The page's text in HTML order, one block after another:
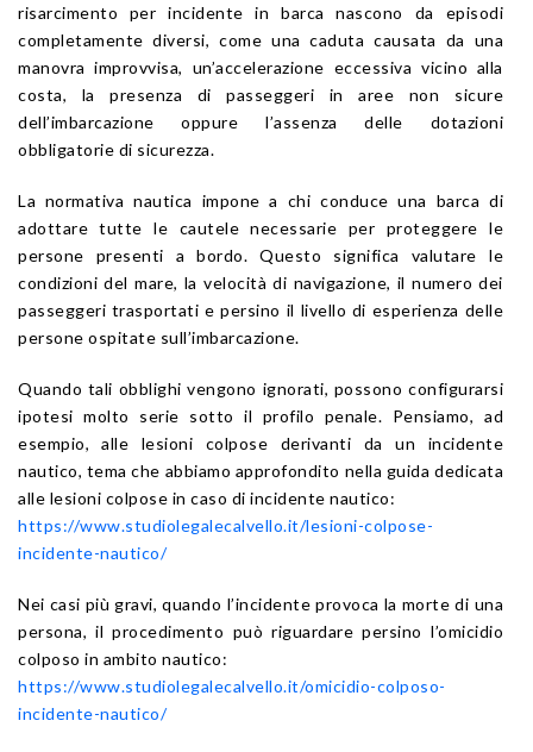
risarcimento per incidente in barca nascono da episodi
completamente diversi, come una caduta causata da una
manovra improvvisa, un’accelerazione eccessiva vicino alla
costa, la presenza di passeggeri in aree non sicure
dell’imbarcazione oppure l’assenza delle dotazioni
obbligatorie di sicurezza.
La normativa nautica impone a chi conduce una barca di
adottare tutte le cautele necessarie per proteggere le
persone presenti a bordo. Questo significa valutare le
condizioni del mare, la velocità di navigazione, il numero dei
passeggeri trasportati e persino il livello di esperienza delle
persone ospitate sull’imbarcazione.
Quando tali obblighi vengono ignorati, possono configurarsi
ipotesi molto serie sotto il profilo penale. Pensiamo, ad
esempio, alle lesioni colpose derivanti da un incidente
nautico, tema che abbiamo approfondito nella guida dedicata
alle lesioni colpose in caso di incidente nautico:
https://www.studiolegalecalvello.it/lesioni-colpose-
incidente-nautico/
Nei casi più gravi, quando l’incidente provoca la morte di una
persona, il procedimento può riguardare persino l’omicidio
colposo in ambito nautico:
https://www.studiolegalecalvello.it/omicidio-colposo-
incidente-nautico/